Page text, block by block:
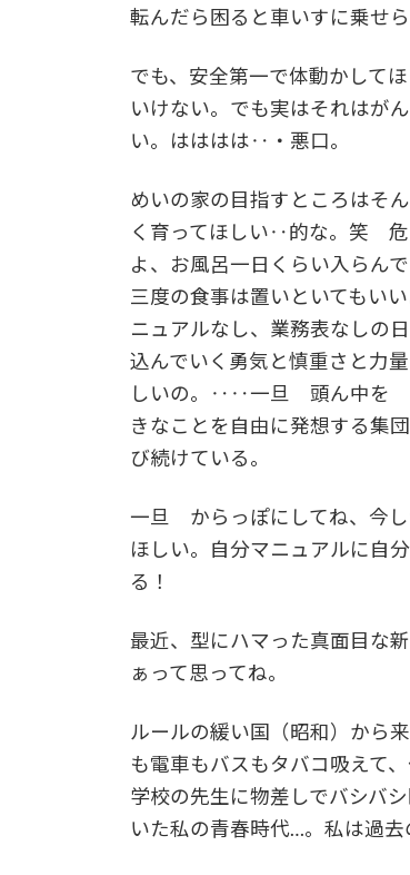
転んだら困ると車いすに乗せら
でも、安全第一で体動かして
いけない。でも実はそれはが
い。はははは‥・悪口。
めいの家の目指すところはそ
く育ってほしい‥的な。笑 危
よ、お風呂一日くらい入らん
三度の食事は置いといてもい
ニュアルなし、業務表なしの
込んでいく勇気と慎重さと力
しいの。‥‥一旦 頭ん中を
きなことを自由に発想する集
び続けている。
一旦 からっぽにしてね、今
ほしい。自分マニュアルに自
る！
最近、型にハマった真面目な
ぁって思ってね。
ルールの緩い国（昭和）から
も電車もバスもタバコ吸えて
学校の先生に物差しでバシバ
いた私の青春時代…。私は過